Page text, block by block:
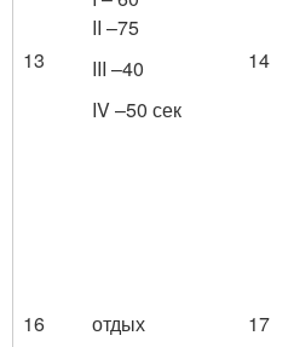
13
II –75
III –40
IV –50 сек
14
16 отдых 17